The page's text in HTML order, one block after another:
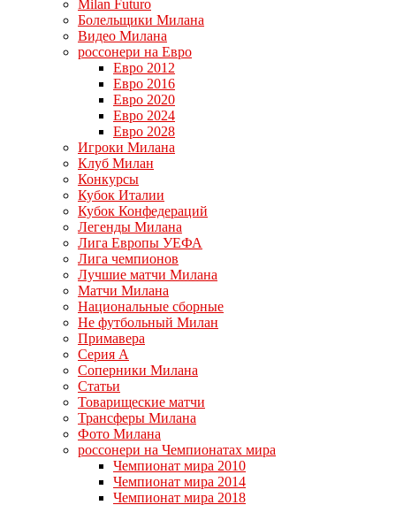
Milan Futuro
Болельщики Милана
Видео Милана
россонери на Евро
Евро 2012
Евро 2016
Евро 2020
Евро 2024
Евро 2028
Игроки Милана
Клуб Милан
Конкурсы
Кубок Италии
Кубок Конфедераций
Легенды Милана
Лига Европы УЕФА
Лига чемпионов
Лучшие матчи Милана
Матчи Милана
Национальные сборные
Не футбольный Милан
Примавера
Серия А
Соперники Милана
Статьи
Товарищеские матчи
Трансферы Милана
Фото Милана
россонери на Чемпионатах мира
Чемпионат мира 2010
Чемпионат мира 2014
Чемпионат мира 2018